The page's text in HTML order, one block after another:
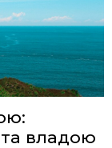
владою